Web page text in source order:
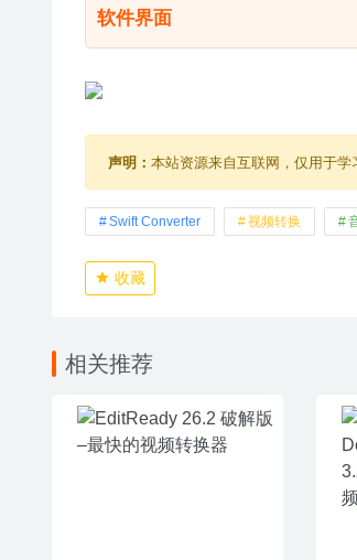
软件界面
声明： 本站资源来自互联网，仅用于
Swift Converter 视频转换
收藏
相关推荐